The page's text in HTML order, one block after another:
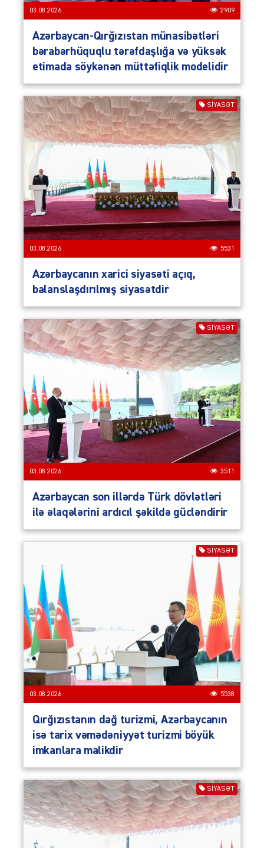
03.08.2026 2909
Azərbaycan-Qırğızıstan münasibətləri
bərabərhüquqlu tərəfdaşlığa və yüksək
etimada söykənən müttəfiqlik modelidir
SIYASƏT
03.08.2026 5531
Azərbaycanın xarici siyasəti açıq,
balanslaşdırılmış siyasətdir
SIYASƏT
03.08.2026 3511
Azərbaycan son illərdə Türk dövlətləri
ilə əlaqələrini ardıcıl şəkildə gücləndirir
SIYASƏT
03.08.2026 5538
Qırğızıstanın dağ turizmi, Azərbaycanın
isə tarix vəmədəniyyət turizmi böyük
imkanlara malikdir
SIYASƏT